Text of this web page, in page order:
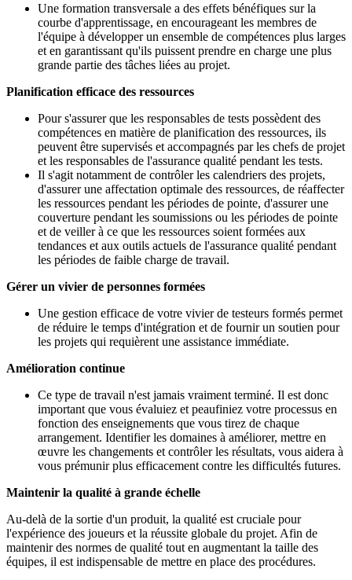
Une formation transversale a des effets bénéfiques sur la
courbe d'apprentissage, en encourageant les membres de
l'équipe à développer un ensemble de compétences plus larges
et en garantissant qu'ils puissent prendre en charge une plus
grande partie des tâches liées au projet.
Planification efficace des ressources
Pour s'assurer que les responsables de tests possèdent des
compétences en matière de planification des ressources, ils
peuvent être supervisés et accompagnés par les chefs de projet
et les responsables de l'assurance qualité pendant les tests.
Il s'agit notamment de contrôler les calendriers des projets,
d'assurer une affectation optimale des ressources, de réaffecter
les ressources pendant les périodes de pointe, d'assurer une
couverture pendant les soumissions ou les périodes de pointe
et de veiller à ce que les ressources soient formées aux
tendances et aux outils actuels de l'assurance qualité pendant
les périodes de faible charge de travail.
Gérer un vivier de personnes formées
Une gestion efficace de votre vivier de testeurs formés permet
de réduire le temps d'intégration et de fournir un soutien pour
les projets qui requièrent une assistance immédiate.
Amélioration continue
Ce type de travail n'est jamais vraiment terminé. Il est donc
important que vous évaluiez et peaufiniez votre processus en
fonction des enseignements que vous tirez de chaque
arrangement. Identifier les domaines à améliorer, mettre en
œuvre les changements et contrôler les résultats, vous aidera à
vous prémunir plus efficacement contre les difficultés futures.
Maintenir la qualité à grande échelle
Au-delà de la sortie d'un produit, la qualité est cruciale pour
l'expérience des joueurs et la réussite globale du projet. Afin de
maintenir des normes de qualité tout en augmentant la taille des
équipes, il est indispensable de mettre en place des procédures.